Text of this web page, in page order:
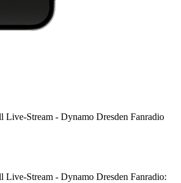
Live-Stream - Dynamo Dresden Fanradio
Live-Stream - Dynamo Dresden Fanradio: